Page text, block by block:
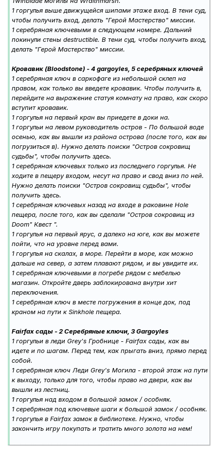
1 горгулья выше движущейся шипами этаже вход. В тени суд,
чтобы получить вход, делать "Герой Мастерство" миссии.
1 серебряная ключевыми в следующем номере. Дальний
покинули стены destructible. В тени суд, чтобы получить вход,
делать "Герой Мастерство" миссии.
Кровавик (Bloodstone) - 4 gargoyles, 5 серебряных ключей
1 серебряная ключ в саркофаге из небольшой склеп на
правом, как только вы введете кровавик. Чтобы получить в,
перейдите на выражение статуя комнату на право, как скоро
вступит кровавик.
1 горгулья на первый кран вы приедете в доки на.
1 горгульи на левом руководитель остров - По большой воде
осенью, как вы вышли из района острова (после того, как вы
погрузиться в). Нужно делать поиски "Остров сокровищ
судьбы", чтобы получить здесь.
1 серебряная ключевых только из последнего горгулья. Не
ходите в пещеру входом, несут на право и свод вниз по ней.
Нужно делать поиски "Остров сокровищ судьбы", чтобы
получить здесь.
1 серебряная ключевых назад на входе в раковине Hole
пещера, после того, как вы сделали "Остров сокровищ из
Doom" Квест ".
1 горгулья на первый ярус, а далеко на юге, как вы можете
пойти, что на уровне перед вами.
1 горгулья на скалах, в море. Перейти в море, как можно
дальше на север, а затем плавают рядом, и вы увидите их.
1 серебряная ключевыми в погребе рядом с мебелью
магазин. Откройте дверь заблокирована внутри хит
переключения.
1 серебряная ключ в месте погружения в конце док, под
краном на пути к Sinkhole пещера.
Fairfax сады - 2 Серебряные ключи, 3 Gargoyles
1 горгульи в леди Grey's Гробнице - Fairfax сады, как вы
идете и по шагам. Перед тем, как прыгать вниз, прямо перед
собой.
1 серебряная ключ Леди Grey's Могила - второй этаж на пути
к выходу, только для того, чтобы право на двери, как вы
вышли из лестниц.
1 горгулья над входом в большой замок / особняк.
1 серебряная под ключевые шаги к большой замок / особняк.
1 горгулья в Fairfax замок в библиотеке. Нужно, чтобы
закончить игру покупать и тратить много золота на нем!